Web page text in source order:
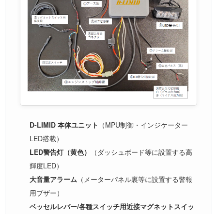
D-LIMID 本体ユニット （MPU制御・インジケーター
LED搭載）
LED警告灯（黄色）
（ダッシュボード等に設置する高
輝度LED）
大音量アラーム （メーターパネル裏等に設置する警報
用ブザー）
ベッセルレバー/各種スイッチ用近接マグネットスイッ